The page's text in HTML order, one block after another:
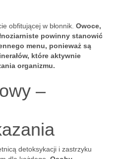
obfitującej w błonnik. Owoce,
powinny stanowić
menu, ponieważ są
które aktywnie
organizmu.
–
detoksykacji i zastrzyku